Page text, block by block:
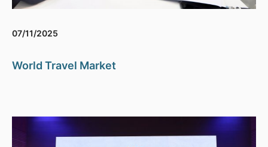
07/11/2025
World Travel Market